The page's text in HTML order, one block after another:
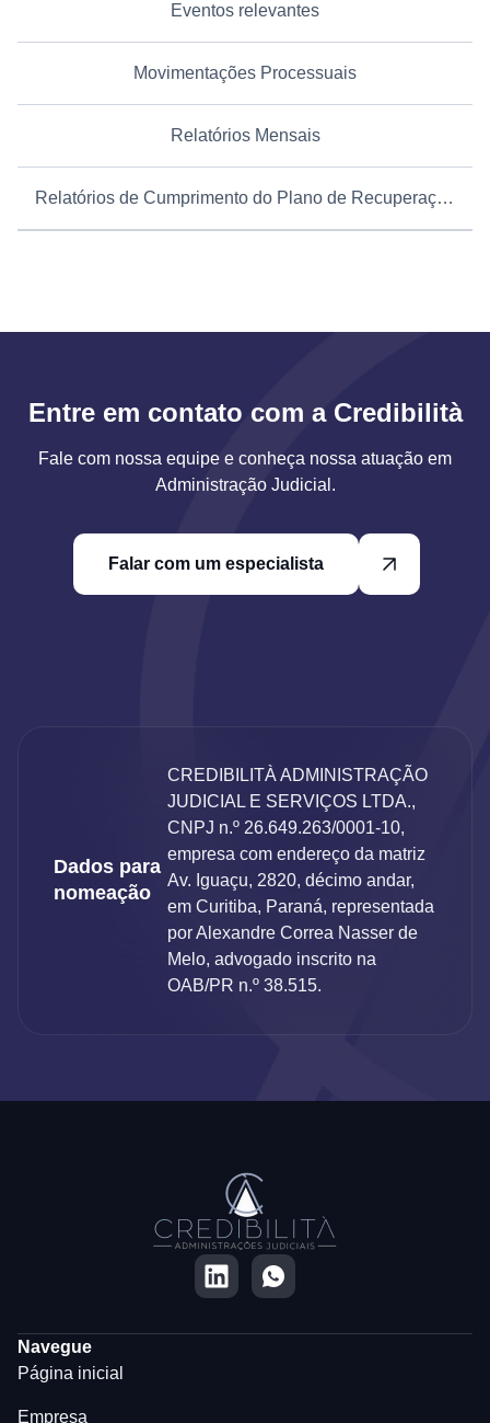
Eventos relevantes
Movimentações Processuais
Relatórios Mensais
Relatórios de Cumprimento do Plano de Recuperação Judicial
Entre em contato com a Credibilità
Fale com nossa equipe e conheça nossa atuação em
Administração Judicial.
Falar com um especialista
Dados para
nomeação
CREDIBILITÀ ADMINISTRAÇÃO
JUDICIAL E SERVIÇOS LTDA.,
CNPJ n.º 26.649.263/0001-10,
empresa com endereço da matriz
Av. Iguaçu, 2820, décimo andar,
em Curitiba, Paraná, representada
por Alexandre Correa Nasser de
Melo, advogado inscrito na
OAB/PR n.º 38.515.
Navegue
Página inicial
Empresa